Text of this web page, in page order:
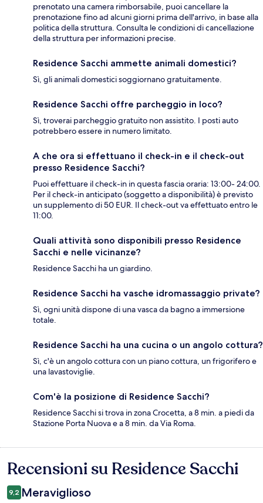
prenotato una camera rimborsabile, puoi cancellare la
prenotazione fino ad alcuni giorni prima dell'arrivo, in base alla
politica della struttura. Consulta le condizioni di cancellazione
della struttura per informazioni precise.
Residence Sacchi ammette animali domestici?
Sì, gli animali domestici soggiornano gratuitamente.
Residence Sacchi offre parcheggio in loco?
Sì, troverai parcheggio gratuito non assistito. I posti auto
potrebbero essere in numero limitato.
A che ora si effettuano il check-in e il check-out
presso Residence Sacchi?
Puoi effettuare il check-in in questa fascia oraria: 13:00- 24:00.
Per il check-in anticipato (soggetto a disponibilità) è previsto
un supplemento di 50 EUR. Il check-out va effettuato entro le
11:00.
Quali attività sono disponibili presso Residence
Sacchi e nelle vicinanze?
Residence Sacchi ha un giardino.
Residence Sacchi ha vasche idromassaggio private?
Sì, ogni unità dispone di una vasca da bagno a immersione
totale.
Residence Sacchi ha una cucina o un angolo cottura?
Sì, c'è un angolo cottura con un piano cottura, un frigorifero e
una lavastoviglie.
Com'è la posizione di Residence Sacchi?
Residence Sacchi si trova in zona Crocetta, a 8 min. a piedi da
Stazione Porta Nuova e a 8 min. da Via Roma.
Recensioni
Recensioni su Residence Sacchi
9,2 Meraviglioso